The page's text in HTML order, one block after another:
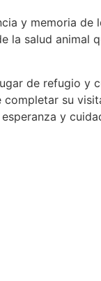
y memoria de
la salud animal
de refugio y
su
y